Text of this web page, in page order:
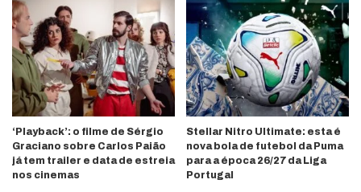
‘Playback’: o filme de Sérgio
Graciano sobre Carlos Paião
já tem trailer e data de estreia
nos cinemas
Stellar Nitro Ultimate: esta é
nova bola de futebol da Puma
para a época 26/27 da Liga
Portugal